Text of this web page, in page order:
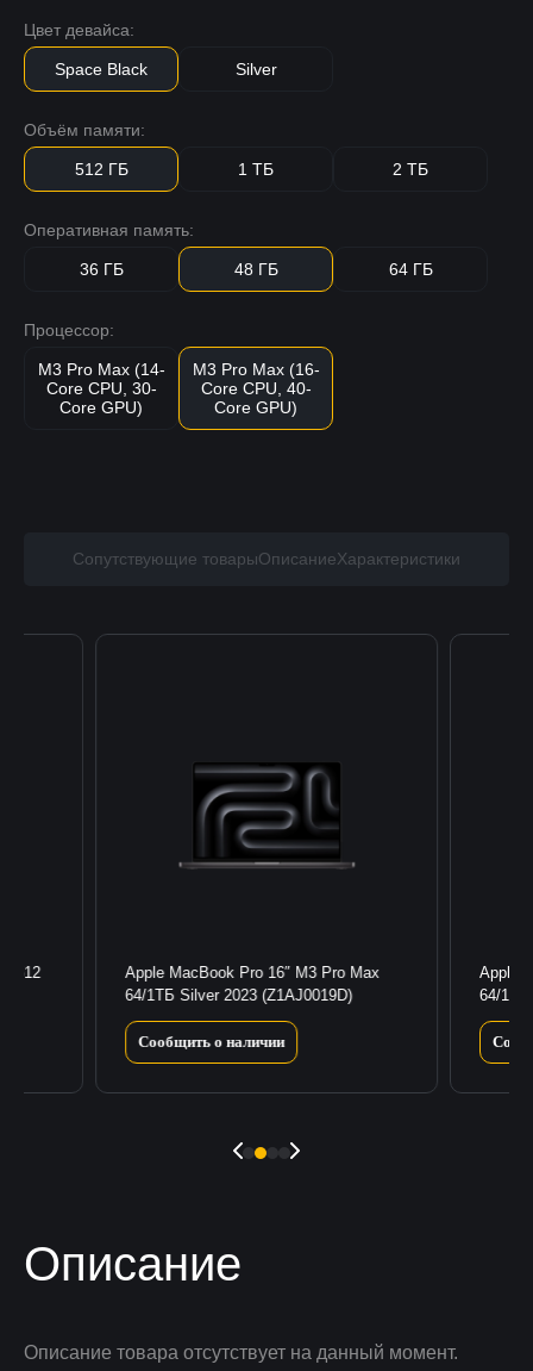
Цвет девайса:
Space Black Silver
Объём памяти:
512 ГБ 1 ТБ 2 ТБ
Оперативная память:
36 ГБ 48 ГБ 64 ГБ
Процессор:
M3 Pro Max (14-
Core CPU, 30-
Core GPU)
M3 Pro Max (16-
Core CPU, 40-
Core GPU)
Сопутствующие товарыОписаниеХарактеристики
512
Apple MacBook Pro 16″ M3 Pro Max
64/1ТБ Silver 2023 (Z1AJ0019D)
Сообщить о наличии
Apple
64/1ТБ
Описание
Описание товара отсутствует на данный момент.